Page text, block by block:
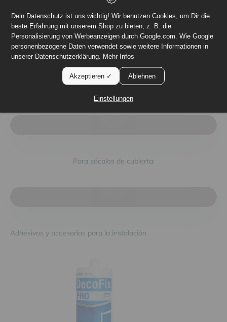
Hoja de datos del material
¿Más preguntas?
Para zócalos de cubierta:
Dein Datenschutz ist uns wichtig! Wir benutzen Cookies, um Dir die
beste Erfahrung mit unserem Shop zu bieten, z. B. die
Personalisierung von Werbeanzeigen durch Google.com. Wie Google
personenbezogene Daten verwendet sowie weitere Informationen in
unserer Datenschutzerklärung. Mehr Infos
Akzeptieren ✓ Ablehnen
Einstellungen